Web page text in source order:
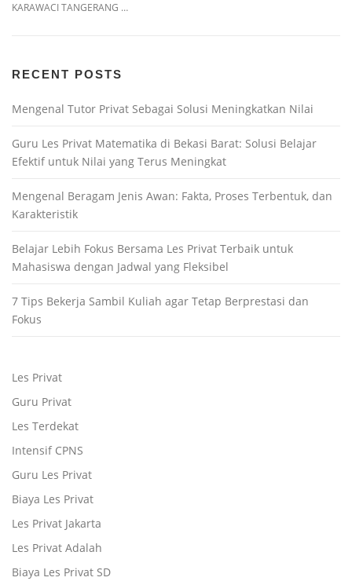
KARAWACI TANGERANG …
RECENT POSTS
Mengenal Tutor Privat Sebagai Solusi Meningkatkan Nilai
Guru Les Privat Matematika di Bekasi Barat: Solusi Belajar
Efektif untuk Nilai yang Terus Meningkat
Mengenal Beragam Jenis Awan: Fakta, Proses Terbentuk, dan
Karakteristik
Belajar Lebih Fokus Bersama Les Privat Terbaik untuk
Mahasiswa dengan Jadwal yang Fleksibel
7 Tips Bekerja Sambil Kuliah agar Tetap Berprestasi dan
Fokus
Les Privat
Guru Privat
Les Terdekat
Intensif CPNS
Guru Les Privat
Biaya Les Privat
Les Privat Jakarta
Les Privat Adalah
Biaya Les Privat SD